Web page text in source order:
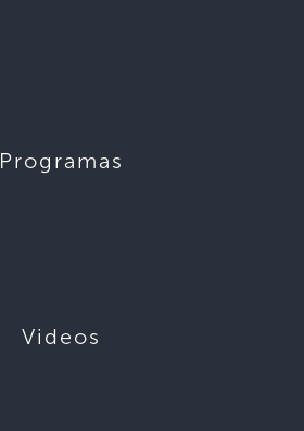
Programas
Videos